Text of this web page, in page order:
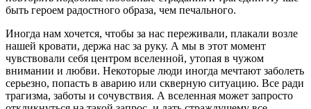
быть героем радостного образа, чем печального.
Иногда нам хочется, чтобы за нас переживали, плакали возле
нашей кровати, держа нас за руку. А мы в этот момент
чувствовали себя центром вселенной, утопая в чужом
внимании и любви. Некоторые люди иногда мечтают заболеть
серьезно, попасть в аварию или скверную ситуацию. Все ради
трагизма, заботы и сочувствия. А вселенная может запросто